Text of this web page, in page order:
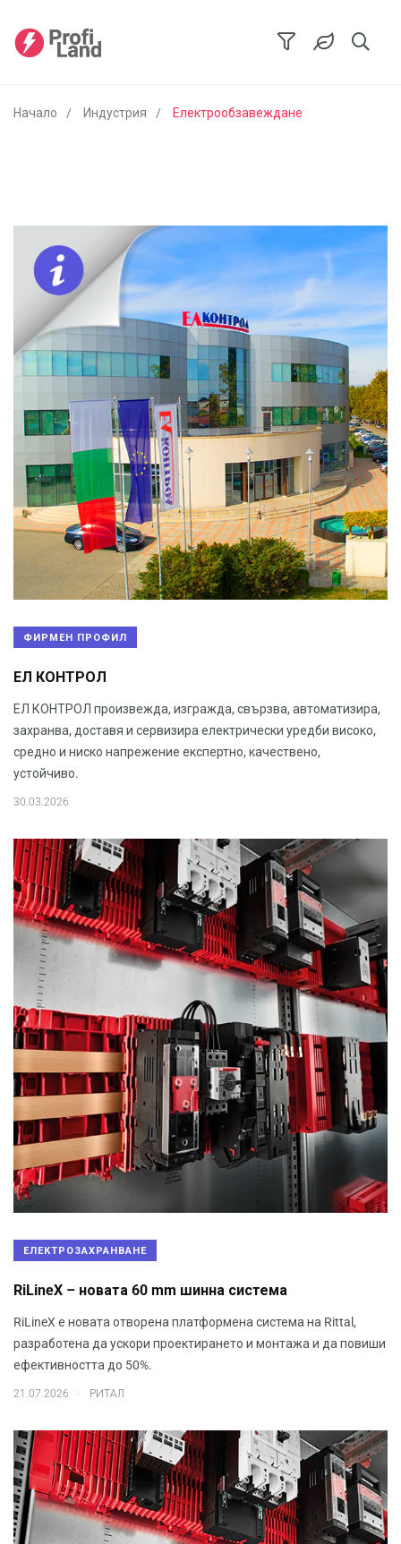
Начало Индустрия Електрообзавеждане
ФИРМЕН ПРОФИЛ
ЕЛ КОНТРОЛ
ЕЛ КОНТРОЛ произвежда, изгражда, свързва, автоматизира,
захранва, доставя и сервизира електрически уредби високо,
средно и ниско напрежение експертно, качествено,
устойчиво.
30.03.2026
ЕЛЕКТРОЗАХРАНВАНЕ
RiLineX – новата 60 mm шинна система
RiLineX е новата отворена платформена система на Rittal,
разработена да ускори проектирането и монтажа и да повиши
ефективността до 50%.
21.07.2026 . РИТАЛ